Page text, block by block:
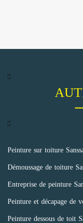
Peinture sur toiture
Démoussage de toiture
Entreprise de peinture
Peinture et décapage de
Peinture dessous de toit